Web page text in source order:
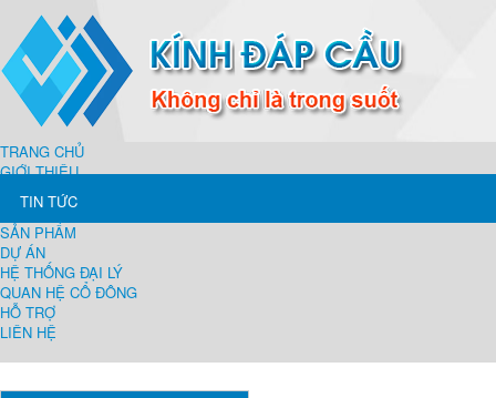
TRANG CHỦ
GIỚI THIỆU
TIN TỨC
SẢN PHẨM
DỰ ÁN
HỆ THỐNG ĐẠI LÝ
QUAN HỆ CỔ ĐÔNG
HỖ TRỢ
LIÊN HỆ